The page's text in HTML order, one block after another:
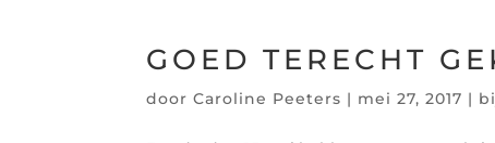
GOED TERECHT
doorCaroline Peeters | mei 27, 2017 |